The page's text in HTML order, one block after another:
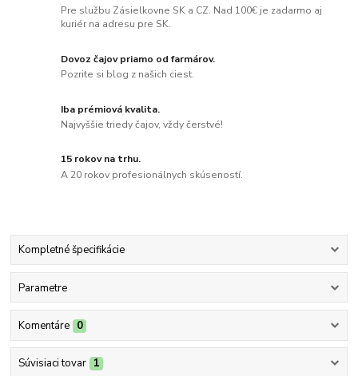
Pre službu Zásielkovne SK a CZ. Nad 100€ je zadarmo aj
kuriér na adresu pre SK.
Dovoz čajov priamo od farmárov.
Pozrite si blog z našich ciest.
Iba prémiová kvalita.
Najvyššie triedy čajov, vždy čerstvé!
15 rokov na trhu.
A 20 rokov profesionálnych skúseností.
Kompletné špecifikácie
Parametre
Komentáre 0
Súvisiaci tovar 1